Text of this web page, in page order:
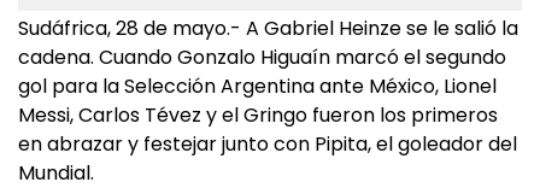
Sudáfrica, 28 de mayo.- A Gabriel Heinze se le salió la
cadena. Cuando Gonzalo Higuaín marcó el segundo
gol para la Selección Argentina ante México, Lionel
Messi, Carlos Tévez y el Gringo fueron los primeros
en abrazar y festejar junto con Pipita, el goleador del
Mundial.